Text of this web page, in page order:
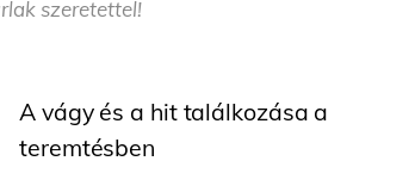
szeretettel!
A vágy és a hit találkozása a
teremtésben